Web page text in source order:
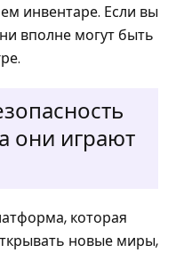
инвентаре. Если вы
вполне могут быть
они играют
которая
новые миры,